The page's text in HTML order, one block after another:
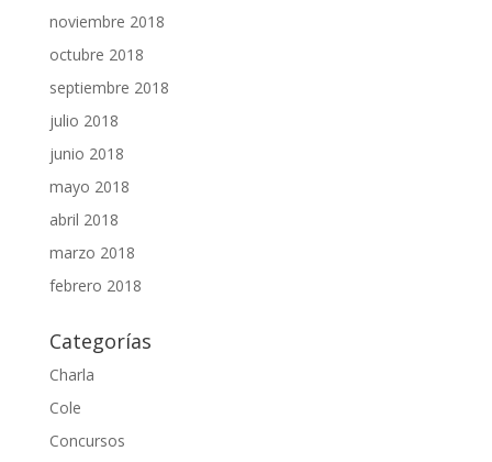
noviembre 2018
octubre 2018
septiembre 2018
julio 2018
junio 2018
mayo 2018
abril 2018
marzo 2018
febrero 2018
Categorías
Charla
Cole
Concursos